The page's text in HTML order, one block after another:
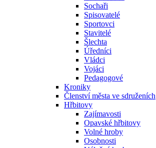
Sochaři
Spisovatelé
Sportovci
Stavitelé
Šlechta
Úředníci
Vládci
Vojáci
Pedagogové
Kroniky
Členství města ve sdruženích
Hřbitovy
Zajímavosti
Opavské hřbitovy
Volné hroby
Osobnosti